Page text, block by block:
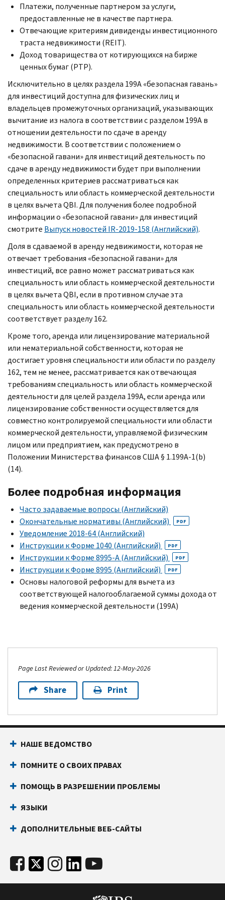
Платежи, полученные партнером за услуги,
предоставленные не в качестве партнера.
Отвечающие критериям дивиденды инвестиционного
траста недвижимости (REIT).
Доход товарищества от котирующихся на бирже
ценных бумаг (PTP).
Исключительно в целях раздела 199A«безопасная гавань»
для инвестиций доступна для физических лиц и
владельцев промежуточных организаций, указывающих
вычитание из налога в соответствии с разделом 199Aв
отношении деятельности по сдаче в аренду
недвижимости. В соответствии с положением о
«безопасной гавани» для инвестиций деятельность по
сдаче в аренду недвижимости будет при выполнении
определенных критериев рассматриваться как
специальность или область коммерческой деятельности
в целях вычетаQBI.Для получения более подробной
информации о «безопасной гавани» для инвестиций
смотрите Выпуск новостей IR-2019-158 (Английский).
Доля в сдаваемой в аренду недвижимости, которая не
отвечает требования «безопасной гавани» для
инвестиций, все равно может рассматриваться как
специальность или область коммерческой деятельности
в целях вычетаQBI,если в противном случае эта
специальность или область коммерческой деятельности
соответствует разделу 162.
Кроме того, аренда или лицензирование материальной
или нематериальной собственности, которая не
достигает уровня специальности или области по разделу
162, тем не менее, рассматривается как отвечающая
требованиям специальность или область коммерческой
деятельности для целей раздела 199A,если аренда или
лицензирование собственности осуществляется для
совместно контролируемой специальности или области
коммерческой деятельности, управляемой физическим
лицом или предприятием, как предусмотрено в
Положении Министерства финансов США § 1.199A-1(b)
(14).
Более подробная информация
Часто задаваемые вопросы (Английский)
Окончательные нормативы (Английский)
PDF
Уведомление 2018-64 (Английский)
Инструкции к Форме 1040 (Английский)
PDF
Инструкции к Форме 8995-A(Английский) PDF
Инструкции к Форме 8995 (Английский) PDF
Основы налоговой реформы для вычета из
соответствующей налогооблагаемой суммы дохода от
ведения коммерческой деятельности (199A)
Page Last Reviewed or Updated: 12-May-2026
Share Print
НАШЕ ВЕДОМСТВО
ПОМНИТЕ О СВОИХ ПРАВАХ
ПОМОЩЬ В РАЗРЕШЕНИИ ПРОБЛЕМЫ
ЯЗЫКИ
ДОПОЛНИТЕЛЬНЫЕ ВЕБ-САЙТЫ